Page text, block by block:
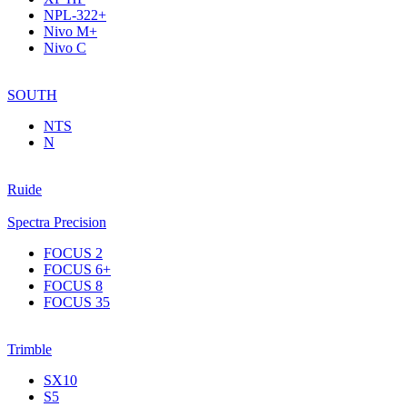
NPL-322+
Nivo M+
Nivo C
SOUTH
NTS
N
Ruide
Spectra Precision
FOCUS 2
FOCUS 6+
FOCUS 8
FOCUS 35
Trimble
SX10
S5